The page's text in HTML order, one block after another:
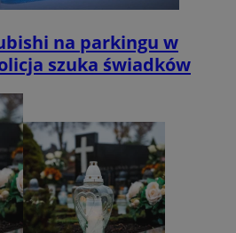
na parkingu w
szuka świadków